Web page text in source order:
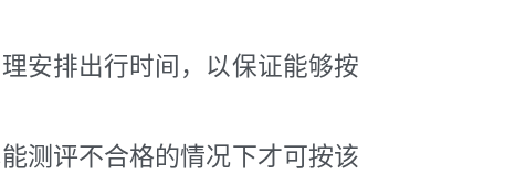
安排出行时间，以保证能够按
测评不合格的情况下才可按该